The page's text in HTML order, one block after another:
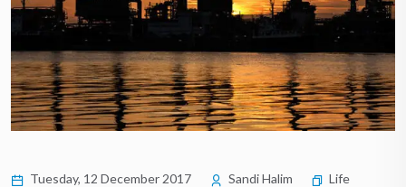
Tuesday, 12 December 2017 Sandi Halim
Life